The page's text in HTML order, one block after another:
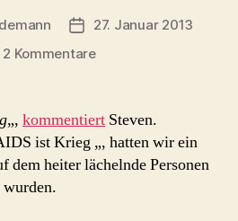
Beitragsdatum
27. Januar 2013
2 Kommentarezu
Es
war
nur
ein
„, kommentiert Steven.
ist Krieg „, hatten wir ein
dem heiter lächelnde Personen